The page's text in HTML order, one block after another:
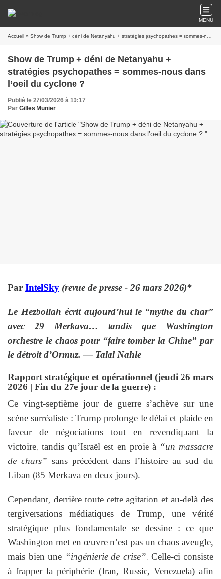
MENU
Accueil » Show de Trump + déni de Netanyahu + stratégies psychopathes = sommes-nous dans l’oeil du cyclone ?
Show de Trump + déni de Netanyahu +
stratégies psychopathes = sommes-nous dans
l’oeil du cyclone ?
Publié le 27/03/2026 à 10:17
Par Gilles Munier
Par IntelSky (revue de presse - 26 mars 2026)*
Le Hezbollah écrit aujourd’hui le “mythe du char”
avec 29 Merkava… tandis que Washington
orchestre le chaos pour “faire tomber la Chine” par
le détroit d’Ormuz. — Talal Nahle
Rapport stratégique et opérationnel (jeudi 26 mars
2026 | Fin du 27e jour de la guerre) :
Ce vingt-septième jour de guerre s’achève sur une
scène surréaliste : Trump prolonge le délai et plaide en
faveur de négociations tout en revendiquant la
victoire, tandis qu’Israël est en proie à “un massacre
de chars” sans précédent dans l’histoire au sud du
Liban (85 Merkava en deux jours).
Cependant, derrière toute cette agitation et au-delà des
tergiversations médiatiques de Trump, une vérité
stratégique plus fondamentale se dessine : ce que
Washington met en œuvre n’est pas un chaos aveugle,
mais bien une “ingénierie de crise”. Celle-ci consiste
à frapper la périphérie (Iran, Russie, Venezuela) afin